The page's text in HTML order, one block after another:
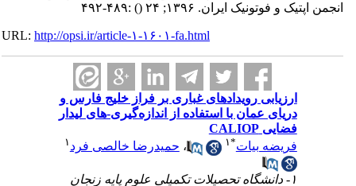
انجمن اپتیک و فوتونیک ایران. ۱۳۹۶; ۲۴
() :۴۸۹-۴۹۲
URL:http://opsi.ir/article-۱-۱۶۰۱-fa.html
ارزیابی رویدادهای غباری بر فراز خلیج فارس و
دریای عمان با استفاده از اندازه‌گیری-های لیدار
فضایی CALIOP
فریضه بیات* ۱ ،حمیدرضا خالصی فرد ۱